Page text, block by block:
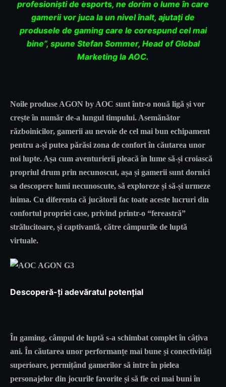
profesioniști de esports, ne dorim o lume în care
gamerii vor juca la un nivel înalt, ajutați de
produsele de gaming care le corespund cel mai
bine”, spune Stefan Sommer, Head of Global
Marketing la AOC.
Noile produse AGON by AOC sunt într-o nouă ligă și vor
crește în număr de-a lungul timpului. Asemănător
războinicilor, gamerii au nevoie de cel mai bun echipament
pentru a-și putea părăsi zona de confort în căutarea unor
noi lupte. Așa cum aventurierii pleacă în lume să-și croiască
propriul drum prin necunoscut, așa și gamerii sunt dornici
sa descopere lumi necunoscute, să exploreze și să-și urmeze
inima. Cu diferenta că jucătorii fac toate aceste lucruri din
confortul propriei case, privind printr-o “fereastră”
strălucitoare, și captivantă, către câmpurile de luptă
virtuale.
Descoperă-ți adevăratul potențial
În gaming, câmpul de luptă s-a schimbat complet în câțiva
ani. În căutarea unor performanțe mai bune și conectivități
superioare, permițând gamerilor să intre în pielea
personajelor din jocurile favorite și să fie cei mai buni în